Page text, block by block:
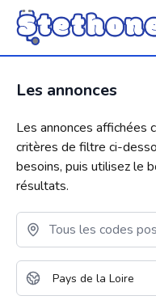
Les annonces
Les annonces affichées
critères de filtre ci-
besoins, puis utilisez le
résultats.